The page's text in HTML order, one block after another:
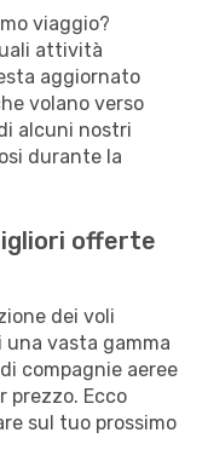
viaggio?
attività
aggiornato
volano verso
alcuni nostri
durante la
offerte
dei voli
vasta gamma
compagnie aeree
prezzo. Ecco
sul tuo prossimo